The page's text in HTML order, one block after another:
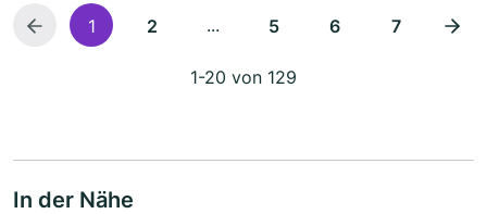
1 2 ... 5 6 7
1-20 von 129
In der Nähe